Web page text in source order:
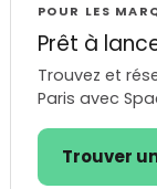
POUR LES
Prêt à
Trouvez et
Paris avec
Trouver